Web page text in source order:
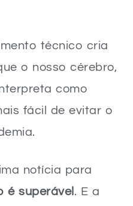
técnico cria
o nosso cérebro,
como
fácil de evitar o
notícia para
é superável . E a